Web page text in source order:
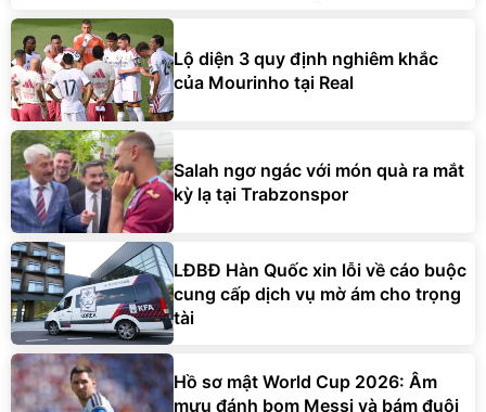
Lộ diện 3 quy định nghiêm khắc
của Mourinho tại Real
Salah ngơ ngác với món quà ra mắt
kỳ lạ tại Trabzonspor
LĐBĐ Hàn Quốc xin lỗi về cáo buộc
cung cấp dịch vụ mờ ám cho trọng
tài
Hồ sơ mật World Cup 2026: Âm
mưu đánh bom Messi và bám đuôi